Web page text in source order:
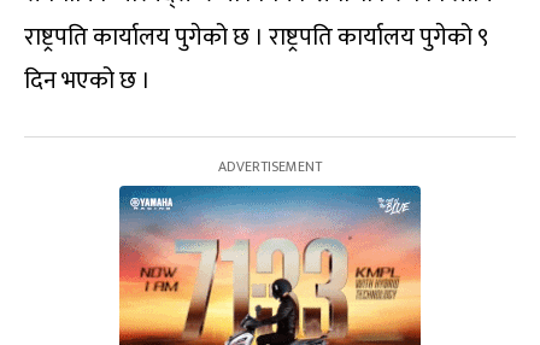
राष्ट्रपति कार्यालय पुगेको छ । राष्ट्रपति कार्यालय पुगेको ९
दिन भएको छ ।